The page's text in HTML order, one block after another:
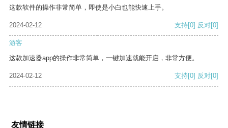
这款软件的操作非常简单，即使是小白也能快速上手。
2024-02-12 支持[0] 反对[0]
游客
这款加速器app的操作非常简单，一键加速就能开启，非常方便。
2024-02-12 支持[0] 反对[0]
友情链接